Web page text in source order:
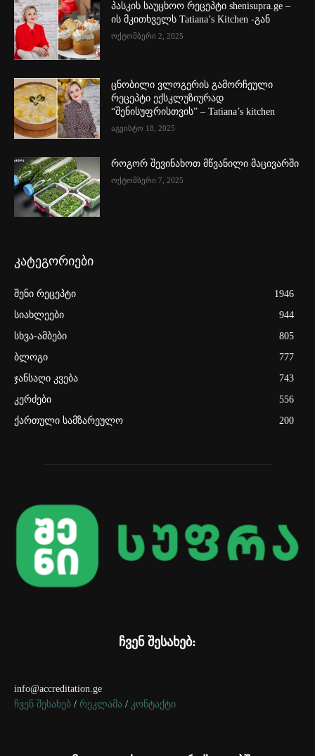
პასკის საუცხოო რეცეპტი shenisupra.ge –
ის მკითხველს Tatiana’s Kitchen -გან
ოქტომბერი 2, 2025
ცნობილი ვლოგერის გამორჩეული
რეცეპტი ექსკლუზიურად
“შენისუფრისთვის” – Tatiana’s kitchen
აგვისტო 18, 2025
როგორ შევინახოთ მწვანილი მაცივარში
ოქტომბერი 7, 2025
კატეგორიები
შენი რეცეპტი
1946
სიახლეები
944
სხვა-ამბები
805
ბლოგი
777
ჯანსაღი კვება
743
კერძები
556
ქართული სამზარეულო
200
ჩვენ შესახებ:
info@accreditation.ge
ჩვენ შესახებ / რეკლამა / კონტაქტი